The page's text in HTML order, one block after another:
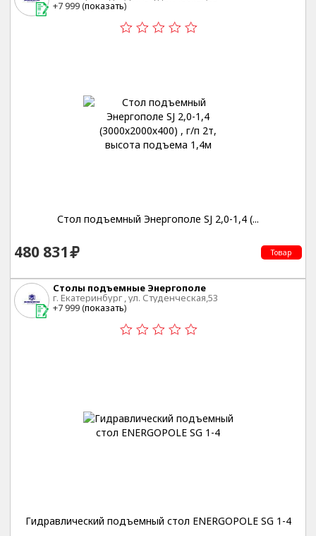
+7 999 (показать)
Стол подъемный Энергополе SJ 2,0-1,4 (...
480 831 Товар
Столы подъемные Энергополе
г. Екатеринбург , ул. Студенческая,53
+7 999 (показать)
Гидравлический подъемный стол ENERGOPOLE SG 1-4